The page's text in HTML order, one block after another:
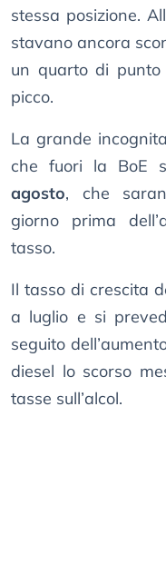
stessa posizione.
stavano ancora
un quarto di
picco.
La grande
che fuori la BoE
agosto, che
giorno prima
tasso.
Il tasso di crescita
a luglio e si
seguito
diesel lo scorso
tasse sull’alcol.